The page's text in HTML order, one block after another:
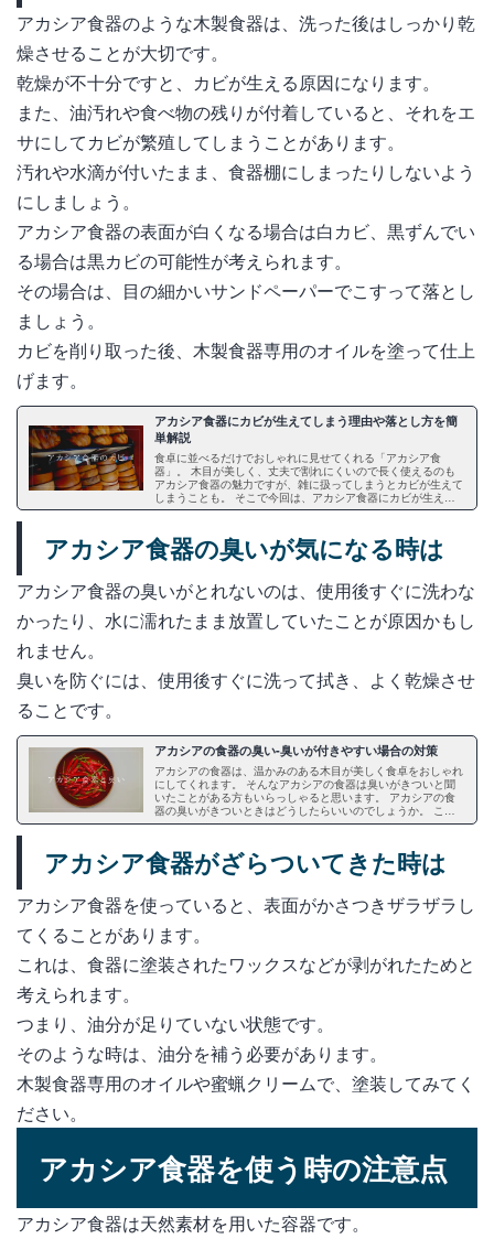
アカシア食器のような木製食器は、洗った後はしっかり乾
燥させることが大切です。
乾燥が不十分ですと、カビが生える原因になります。
また、油汚れや食べ物の残りが付着していると、それをエ
サにしてカビが繁殖してしまうことがあります。
汚れや水滴が付いたまま、食器棚にしまったりしないよう
にしましょう。
アカシア食器の表面が白くなる場合は白カビ、黒ずんでい
る場合は黒カビの可能性が考えられます。
その場合は、目の細かいサンドペーパーでこすって落とし
ましょう。
カビを削り取った後、木製食器専用のオイルを塗って仕上
げます。
アカシア食器にカビが生えてしまう理由や落とし方を簡
単解説
食卓に並べるだけでおしゃれに見せてくれる「アカシア食
器」。 木目が美しく、丈夫で割れにくいので長く使えるのも
アカシア食器の魅力ですが、雑に扱ってしまうとカビが生えて
しまうことも。 そこで今回は、アカシア食器にカビが生えて
しまう理由やカビが生えた時の落とし方、アカシア食器に生え
思います。
アカシア食器の臭いが気になる時は
アカシア食器の臭いがとれないのは、使用後すぐに洗わな
かったり、水に濡れたまま放置していたことが原因かもし
れません。
臭いを防ぐには、使用後すぐに洗って拭き、よく乾燥させ
ることです。
アカシアの食器の臭い-臭いが付きやすい場合の対策
アカシアの食器は、温かみのある木目が美しく食卓をおしゃれ
にしてくれます。 そんなアカシアの食器は臭いがきついと聞
いたことがある方もいらっしゃると思います。 アカシアの食
器の臭いがきついときはどうしたらいいのでしょうか。 この
記事では、アカシアの食器の臭いがきついことについてや臭い
の洗い方やメンテナンス方法もご紹介します。 ぜひ参考に
し、アカシアの食器を長く使いましょう。
アカシア食器がざらついてきた時は
アカシア食器を使っていると、表面がかさつきザラザラし
てくることがあります。
これは、食器に塗装されたワックスなどが剥がれたためと
考えられます。
つまり、油分が足りていない状態です。
そのような時は、油分を補う必要があります。
木製食器専用のオイルや蜜蝋クリームで、塗装してみてく
ださい。
アカシア食器を使う時の注意点
アカシア食器は天然素材を用いた容器です。